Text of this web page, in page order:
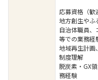
応募資格（歓
地方創生やふ
自治体職員
等での業務経
地域再生計画
制度理解
脱炭素・GX
務経験